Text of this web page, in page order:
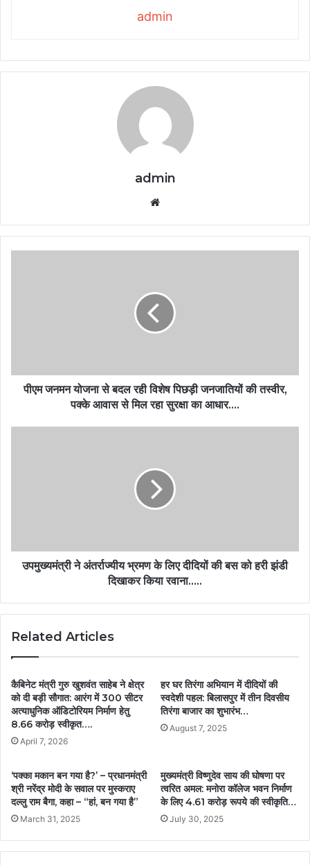
admin
admin
पीएम जनमन योजना से बदल रही विशेष पिछड़ी जनजातियों की तस्वीर,
पक्के आवास से मिल रहा सुरक्षा का आधार….
उपमुख्यमंत्री ने अंतर्राज्यीय भ्रमण के लिए दीदियों की बस को हरी झंडी
दिखाकर किया रवाना…..
Related Articles
कैबिनेट मंत्री गुरु खुशवंत साहेब ने क्षेत्र
को दी बड़ी सौगात: आरंग में 300 सीटर
अत्याधुनिक ऑडिटोरियम निर्माण हेतु
8.66 करोड़ स्वीकृत….
April 7, 2026
हर घर तिरंगा अभियान में दीदियों की
स्वदेशी पहल: बिलासपुर में तीन दिवसीय
तिरंगा बाजार का शुभारंभ…
August 7, 2025
‘पक्का मकान बन गया है?’ – प्रधानमंत्री
श्री नरेंद्र मोदी के सवाल पर मुस्कराए
दल्लु राम बैगा, कहा – “हां, बन गया है”
March 31, 2025
मुख्यमंत्री विष्णुदेव साय की घोषणा पर
त्वरित अमल: मनोरा कॉलेज भवन निर्माण
के लिए 4.61 करोड़ रूपये की स्वीकृति…
July 30, 2025